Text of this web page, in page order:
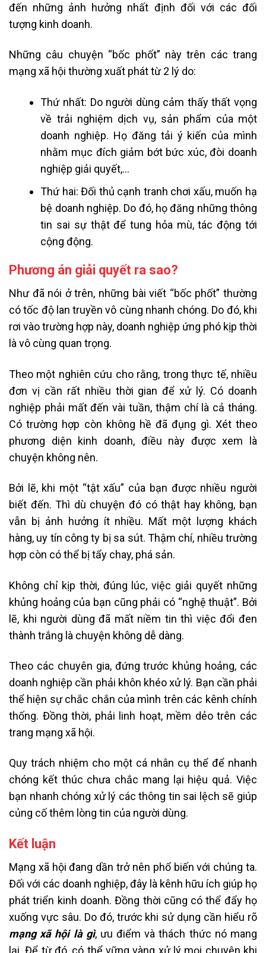
đến những ảnh hưởng nhất định đối với các đối
tượng kinh doanh.
Những câu chuyện “bốc phốt” này trên các trang
mạng xã hội thường xuất phát từ 2 lý do:
Thứ nhất: Do người dùng cảm thấy thất vọng
về trải nghiệm dịch vụ, sản phẩm của một
doanh nghiệp. Họ đăng tải ý kiến của mình
nhằm mục đích giảm bớt bức xúc, đòi doanh
nghiệp giải quyết,…
Thứ hai: Đối thủ cạnh tranh chơi xấu, muốn hạ
bệ doanh nghiệp. Do đó, họ đăng những thông
tin sai sự thật để tung hỏa mù, tác động tới
cộng động.
Phương án giải quyết ra sao?
Như đã nói ở trên, những bài viết “bốc phốt” thường
có tốc độ lan truyền vô cùng nhanh chóng. Do đó, khi
rơi vào trường hợp này, doanh nghiệp ứng phó kịp thời
là vô cùng quan trọng.
Theo một nghiên cứu cho rằng, trong thực tế, nhiều
đơn vị cần rất nhiều thời gian để xử lý. Có doanh
nghiệp phải mất đến vài tuần, thậm chí là cả tháng.
Có trường hợp còn không hề đã đụng gì. Xét theo
phương diện kinh doanh, điều này được xem là
chuyện không nên.
Bởi lẽ, khi một “tật xấu” của bạn được nhiều người
biết đến. Thì dù chuyện đó có thật hay không, bạn
vẫn bị ảnh hưởng ít nhiều. Mất một lượng khách
hàng, uy tín công ty bị sa sút. Thậm chí, nhiều trường
hợp còn có thể bị tẩy chay, phá sản.
Không chỉ kịp thời, đúng lúc, việc giải quyết những
khủng hoảng của bạn cũng phải có “nghệ thuật”. Bởi
lẽ, khi người dùng đã mất niềm tin thì việc đổi đen
thành trắng là chuyện không dễ dàng.
Theo các chuyên gia, đứng trước khủng hoảng, các
doanh nghiệp cần phải khôn khéo xử lý. Bạn cần phải
thể hiện sự chắc chắn của mình trên các kênh chính
thống. Đồng thời, phải linh hoạt, mềm dẻo trên các
trang mạng xã hội.
Quy trách nhiệm cho một cá nhân cụ thể để nhanh
chóng kết thúc chưa chắc mang lại hiệu quả. Việc
bạn nhanh chóng xử lý các thông tin sai lệch sẽ giúp
củng cố thêm lòng tin của người dùng.
Kết luận
Mạng xã hội đang dần trở nên phổ biến với chúng ta.
Đối với các doanh nghiệp, đây là kênh hữu ích giúp họ
phát triển kinh doanh. Đồng thời cũng có thể đẩy họ
xuống vực sâu. Do đó, trước khi sử dụng cần hiểu rõ
mạng xã hội là gì, ưu điểm và thách thức nó mang
lại.Để từ đó, có thể vững vàng xử lý mọi chuyện khi